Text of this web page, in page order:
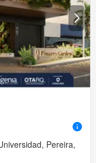
Pereira,